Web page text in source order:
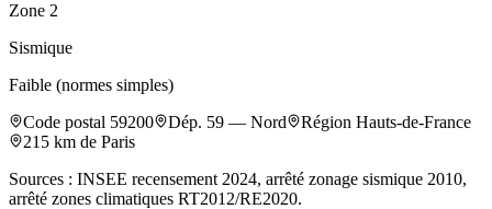
Zone 2
Sismique
Faible (normes simples)
Code postal 59200 Dép. 59 — Nord Région Hauts-de-France
215 km de Paris
Sources : INSEE recensement 2024, arrêté zonage sismique 2010,
arrêté zones climatiques RT2012/RE2020.